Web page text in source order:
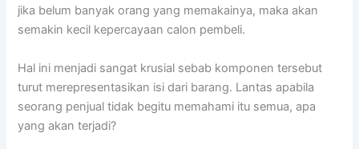
jika belum banyak orang yang memakainya, maka akan
semakin kecil kepercayaan calon pembeli.
Hal ini menjadi sangat krusial sebab komponen tersebut
turut merepresentasikan isi dari barang. Lantas apabila
seorang penjual tidak begitu memahami itu semua, apa
yang akan terjadi?